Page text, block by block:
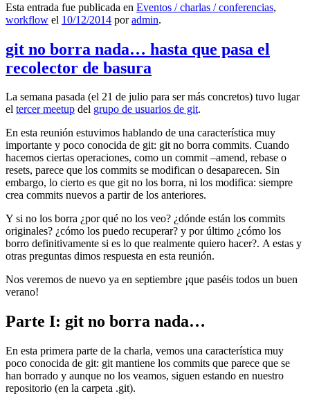
Esta entrada fue publicada en Eventos / charlas / conferencias,
workflow el 10/12/2014 poradmin.
git no borra nada… hasta que pasa el
recolector de basura
La semana pasada (el 21 de julio para ser más concretos) tuvo lugar
el tercer meetup del grupo de usuarios de git.
En esta reunión estuvimos hablando de una característica muy
importante y poco conocida de git: git no borra commits. Cuando
hacemos ciertas operaciones, como un commit –amend, rebase o
resets, parece que los commits se modifican o desaparecen. Sin
embargo, lo cierto es que git no los borra, ni los modifica: siempre
crea commits nuevos a partir de los anteriores.
Y si no los borra ¿por qué no los veo? ¿dónde están los commits
originales? ¿cómo los puedo recuperar? y por último ¿cómo los
borro definitivamente si es lo que realmente quiero hacer?. A estas y
otras preguntas dimos respuesta en esta reunión.
Nos veremos de nuevo ya en septiembre ¡que paséis todos un buen
verano!
Parte I: git no borra nada…
En esta primera parte de la charla, vemos una característica muy
poco conocida de git: git mantiene los commits que parece que se
han borrado y aunque no los veamos, siguen estando en nuestro
repositorio (en la carpeta .git).